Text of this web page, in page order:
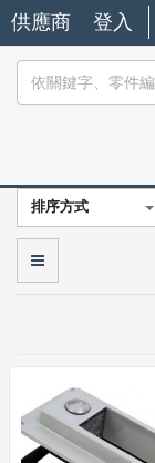
供應商 登入
排序方式